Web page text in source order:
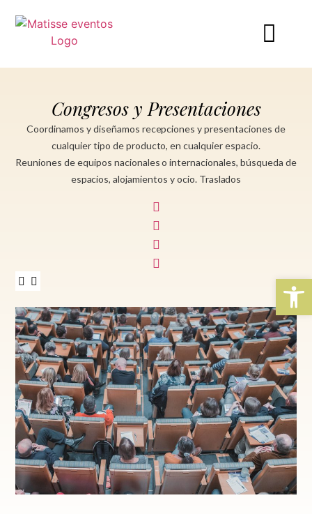
Congresos y Presentaciones
Coordinamos y diseñamos recepciones y presentaciones de
cualquier tipo de producto, en cualquier espacio.
Reuniones de equipos nacionales o internacionales, búsqueda de
espacios, alojamientos y ocio. Traslados
Abrir